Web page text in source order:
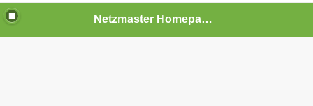
Netzmaster Homepage Tools